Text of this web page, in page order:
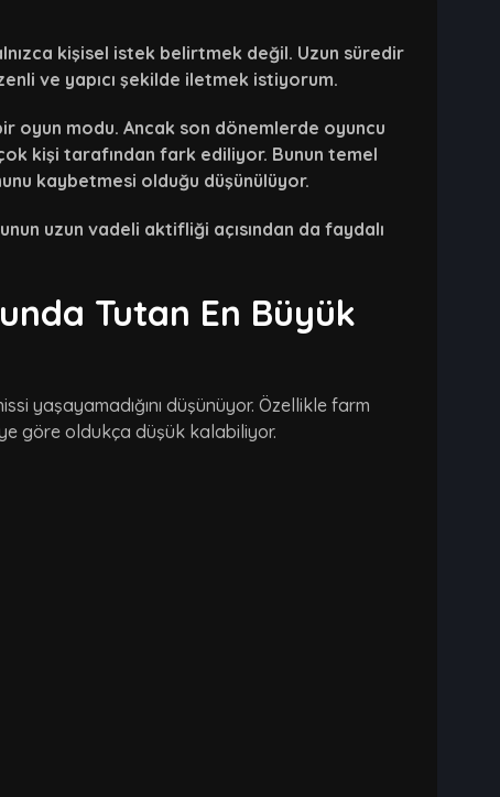
kişisel istek belirtmek değil. Uzun süredir
ve yapıcı şekilde iletmek istiyorum.
oyun modu. Ancak son dönemlerde oyuncu
kişi tarafından fark ediliyor. Bunun temel
kaybetmesi olduğu düşünülüyor.
uzun vadeli aktifliği açısından da faydalı
Tutan En Büyük
yaşayamadığını düşünüyor. Özellikle farm
göre oldukça düşük kalabiliyor.